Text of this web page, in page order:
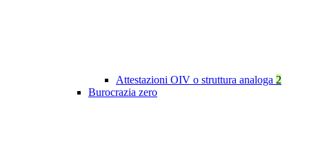
Attestazioni OIV o struttura analoga 2
Burocrazia zero